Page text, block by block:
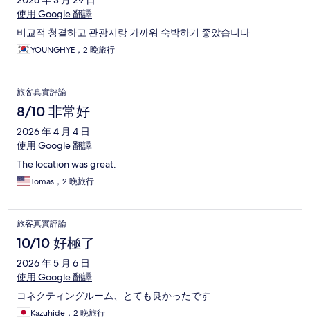
使用 Google 翻譯
비교적 청결하고 관광지랑 가까워 숙박하기 좋았습니다
YOUNGHYE，2 晚旅行
旅客真實評論
8/10 非常好
2026 年 4 月 4 日
使用 Google 翻譯
The location was great.
Tomas，2 晚旅行
旅客真實評論
10/10 好極了
2026 年 5 月 6 日
使用 Google 翻譯
コネクティングルーム、とても良かったです
Kazuhide，2 晚旅行